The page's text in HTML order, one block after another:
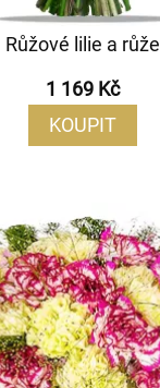
Růžové lilie a růže
1 169 Kč
KOUPIT